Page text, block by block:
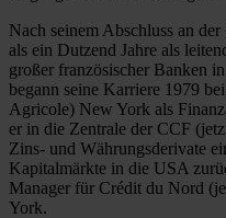
Nach seinem Abschluss an
als ein Dutzend Jahre als
großer französischer Banken
begann seine Karriere 1979
Agricole) New York als
er in die Zentrale der CCF
Zins- und Währungsderivate
Kapitalmärkte in die USA
Manager für Crédit du Nord
York.